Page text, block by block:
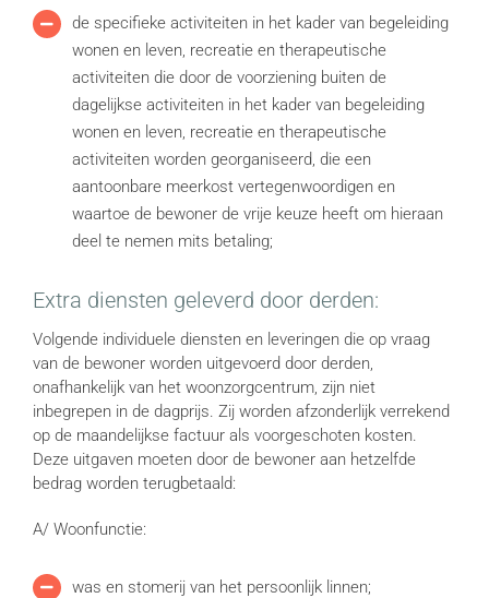
de specifieke activiteiten in het kader van begeleiding
wonen en leven, recreatie en therapeutische
activiteiten die door de voorziening buiten de
dagelijkse activiteiten in het kader van begeleiding
wonen en leven, recreatie en therapeutische
activiteiten worden georganiseerd, die een
aantoonbare meerkost vertegenwoordigen en
waartoe de bewoner de vrije keuze heeft om hieraan
deel te nemen mits betaling;
Extra diensten geleverd door derden:
Volgende individuele diensten en leveringen die op vraag
van de bewoner worden uitgevoerd door derden,
onafhankelijk van het woonzorgcentrum, zijn niet
inbegrepen in de dagprijs. Zij worden afzonderlijk verrekend
op de maandelijkse factuur als voorgeschoten kosten.
Deze uitgaven moeten door de bewoner aan hetzelfde
bedrag worden terugbetaald:
A/ Woonfunctie:
was en stomerij van het persoonlijk linnen;